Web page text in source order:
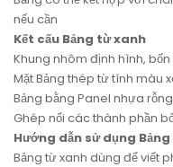
nếu cần
Kết cấu Bảng từ xanh
Khung nhôm định hình,
Mặt Bảng thép từ tính màu
Bảng bằng Panel nhựa
Ghép nối các thành phần
Hướng dẫn sử dụng
Bảng từ xanh dùng để viết